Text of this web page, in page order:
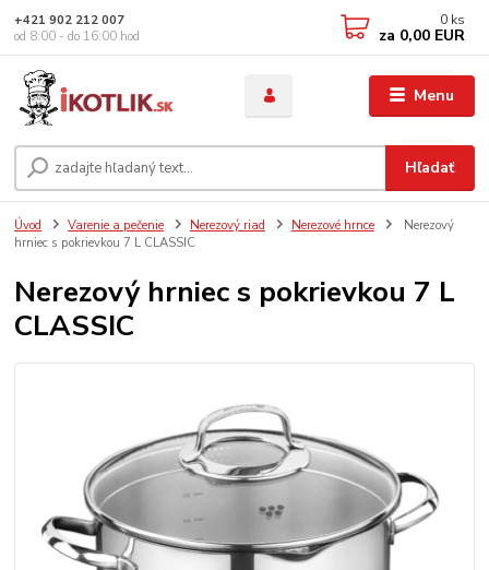
Menu
Hľadať
+421 902 212 007
od 8:00 - do 16:00 hod
0 ks
za 0,00 EUR
Úvod Varenie a pečenie Nerezový riad Nerezové hrnce
Nerezový
hrniec s pokrievkou 7 L CLASSIC
Nerezový hrniec s pokrievkou 7 L
CLASSIC